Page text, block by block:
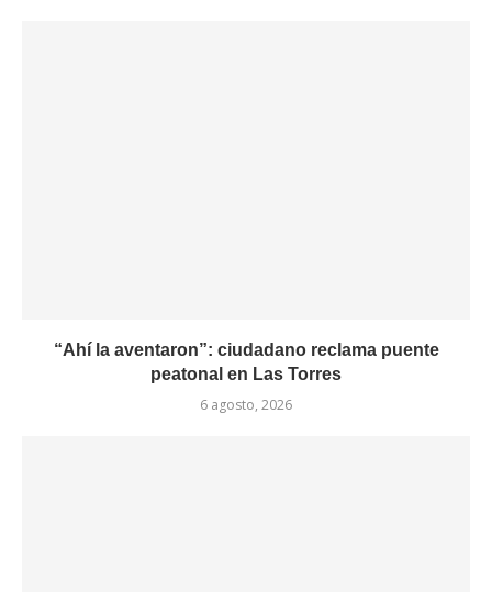
“Ahí la aventaron”: ciudadano reclama puente
peatonal en Las Torres
6 agosto, 2026